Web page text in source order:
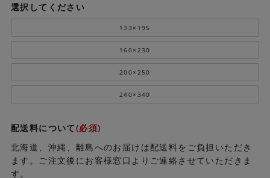
選択してください
133×195
160×230
200×250
240×340
配送料について(必須)
北海道、沖縄、離島へのお届けは配送料をご負担いただき
ます。ご注文後にお客様窓口よりご連絡させていただきま
す。